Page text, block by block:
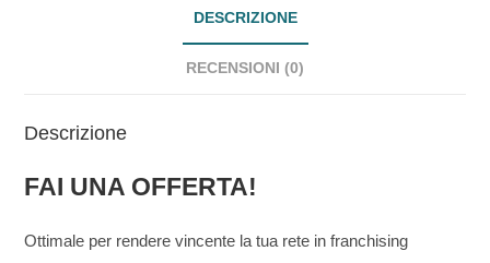
DESCRIZIONE
RECENSIONI (0)
Descrizione
FAI UNA OFFERTA!
Ottimale per rendere vincente la tua rete in franchising